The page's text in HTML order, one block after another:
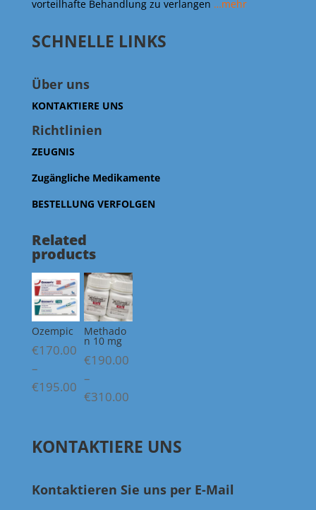
vorteilhafte Behandlung zu verlangen …mehr
SCHNELLE LINKS
Über uns
KONTAKTIERE UNS
Richtlinien
ZEUGNIS
Zugängliche Medikamente
BESTELLUNG VERFOLGEN
Related
products
Ozempic
€170.00
–
€195.00Price
range:
through
Methado
n 10 mg
€190.00
–
€310.00
through
KONTAKTIERE UNS
Kontaktieren Sie uns per E-Mail